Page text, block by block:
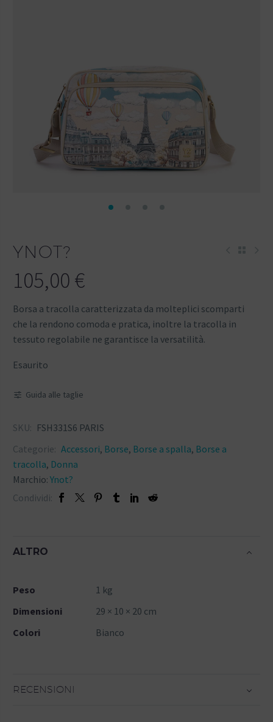
YNOT?
105,00 €
Borsa a tracolla caratterizzata da molteplici scomparti
che la rendono comoda e pratica, inoltre la tracolla in
tessuto regolabile ne garantisce la versatilità.
Esaurito
Guida alle taglie
SKU: FSH331S6 PARIS
Categorie: Accessori, Borse, Borse a spalla, Borse a
tracolla, Donna
Marchio: Ynot?
Condividi:
ALTRO
Peso
1 kg
Dimensioni
29 × 10 × 20 cm
Colori
Bianco
RECENSIONI